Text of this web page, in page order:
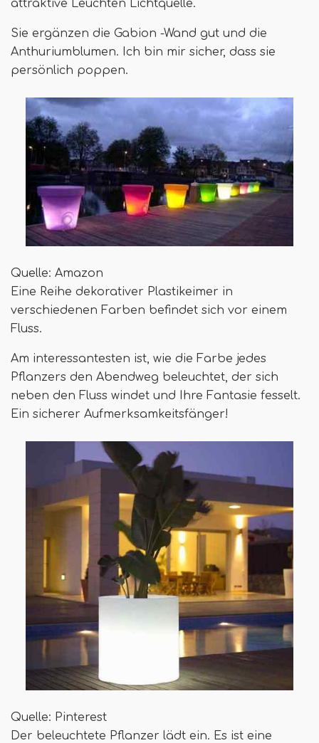
attraktive Leuchten Lichtquelle.
Sie ergänzen die Gabion -Wand gut und die
Anthuriumblumen. Ich bin mir sicher, dass sie
persönlich poppen.
Quelle: Amazon
Eine Reihe dekorativer Plastikeimer in
verschiedenen Farben befindet sich vor einem
Fluss.
Am interessantesten ist, wie die Farbe jedes
Pflanzers den Abendweg beleuchtet, der sich
neben den Fluss windet und Ihre Fantasie fesselt.
Ein sicherer Aufmerksamkeitsfänger!
Quelle: Pinterest
Der beleuchtete Pflanzer lädt ein. Es ist eine